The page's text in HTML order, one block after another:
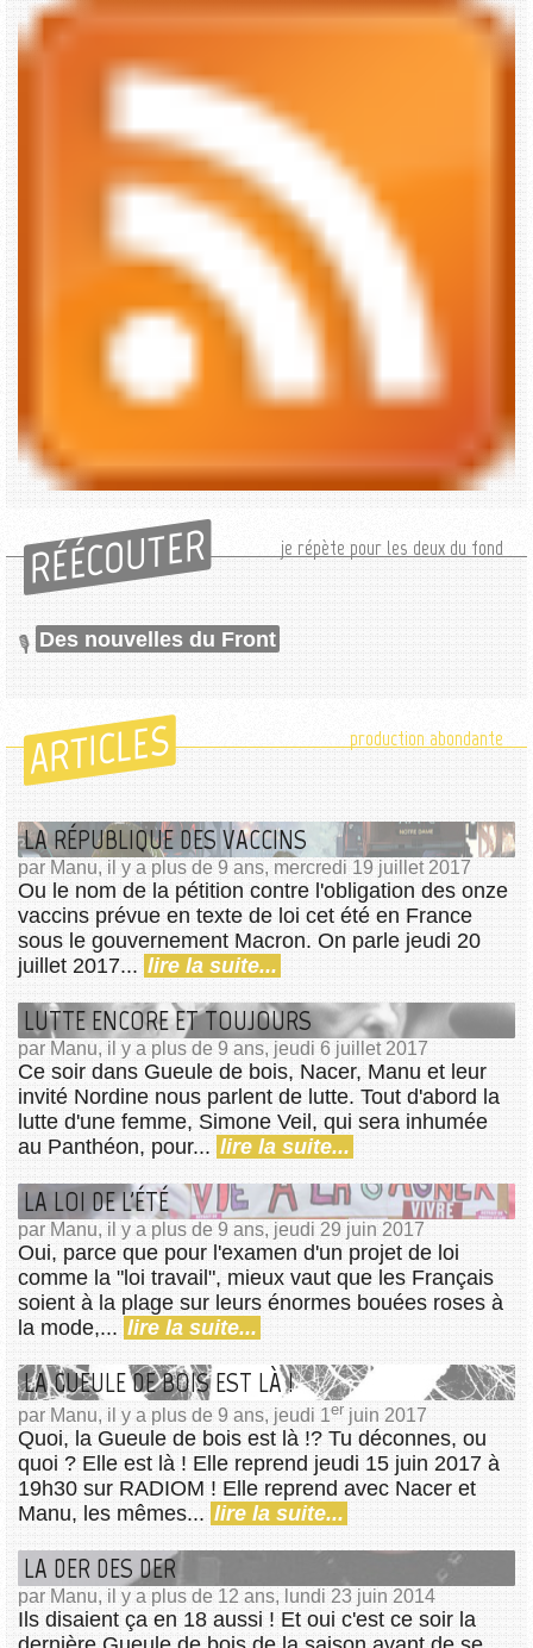
RÉÉCOUTER je répète pour les deux du fond
Des nouvelles du Front
ARTICLES production abondante
LA RÉPUBLIQUE DES VACCINS
par Manu, il y a plus de 9 ans, mercredi 19 juillet 2017
Ou le nom de la pétition contre l'obligation des onze
vaccins prévue en texte de loi cet été en France
sous le gouvernement Macron. On parle jeudi 20
juillet 2017... lire la suite...
LUTTE ENCORE ET TOUJOURS
par Manu, il y a plus de 9 ans, jeudi 6 juillet 2017
Ce soir dans Gueule de bois, Nacer, Manu et leur
invité Nordine nous parlent de lutte. Tout d'abord la
lutte d'une femme, Simone Veil, qui sera inhumée
au Panthéon, pour... lire la suite...
LA LOI DE L'ÉTÉ
par Manu, il y a plus de 9 ans, jeudi 29 juin 2017
Oui, parce que pour l'examen d'un projet de loi
comme la "loi travail", mieux vaut que les Français
soient à la plage sur leurs énormes bouées roses à
la mode,... lire la suite...
LA GUEULE DE BOIS EST LÀ !
par Manu, il y a plus de 9 ans, jeudi 1er juin 2017
Quoi, la Gueule de bois est là !? Tu déconnes, ou
quoi ? Elle est là ! Elle reprend jeudi 15 juin 2017 à
19h30 sur RADIOM ! Elle reprend avec Nacer et
Manu, les mêmes... lire la suite...
LA DER DES DER
par Manu, il y a plus de 12 ans, lundi 23 juin 2014
Ils disaient ça en 18 aussi ! Et oui c'est ce soir la